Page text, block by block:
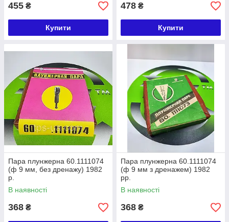
455 ₴
Купити
478 ₴
Купити
Пара плунжерна 60.1111074
(ф 9 мм, без дренажу) 1982
р.
В наявності
368 ₴
Пара плунжерна 60.1111074
(ф 9 мм з дренажем) 1982
рр.
В наявності
368 ₴